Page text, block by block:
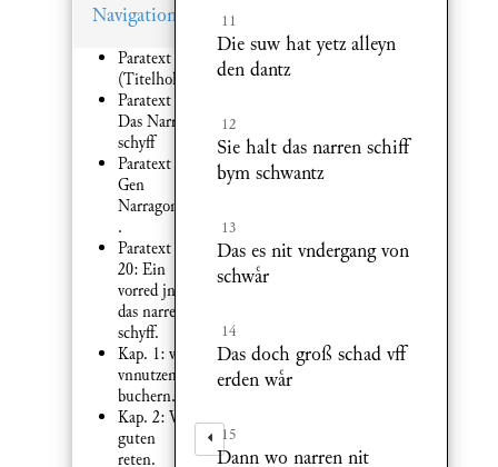
Navigation
Paratext 2:
(Titelholzschnitt)
Paratext 2:
Das Narren
schyff
Paratext 4:
Gen
Narragonien
.
Paratext
20: Ein
vorred jn
das narren
schyff.
Kap. 1: von
vnnutzen
buchern.
Kap. 2: Von
guten
reten.
11
Die suw hat yetz alleyn
den dantz
12
Sie halt das narren schiff
bym schwantz
13
Das es nit vndergang von
schwr
14
Das doch groß schad vff
erden wr
15
Dann wo narren nit